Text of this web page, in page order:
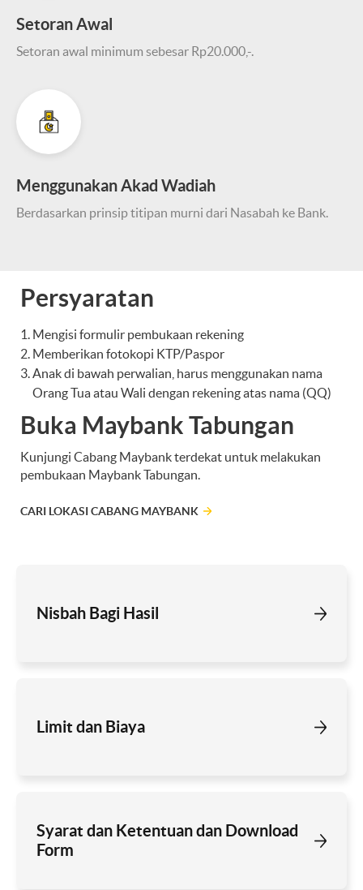
Setoran Awal
Setoran awal minimum sebesar Rp20.000,-.
Menggunakan Akad Wadiah
Berdasarkan prinsip titipan murni dari Nasabah ke Bank.
Persyaratan
Mengisi formulir pembukaan rekening
Memberikan fotokopi KTP/Paspor
Anak di bawah perwalian, harus menggunakan nama
Orang Tua atau Wali dengan rekening atas nama (QQ)
Buka Maybank Tabungan
Kunjungi Cabang Maybank terdekat untuk melakukan
pembukaan Maybank Tabungan.
CARI LOKASI CABANG MAYBANK
Nisbah Bagi Hasil
Limit dan Biaya
Syarat dan Ketentuan dan Download
Form